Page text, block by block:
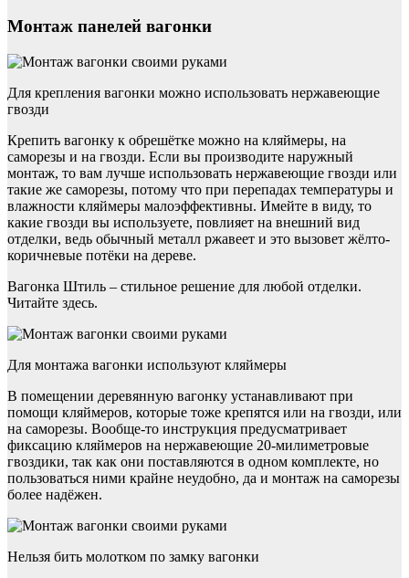
Монтаж панелей вагонки
Для крепления вагонки можно использовать нержавеющие
гвозди
Крепить вагонку к обрешётке можно на кляймеры, на
саморезы и на гвозди. Если вы производите наружный
монтаж, то вам лучше использовать нержавеющие гвозди или
такие же саморезы, потому что при перепадах температуры и
влажности кляймеры малоэффективны. Имейте в виду, то
какие гвозди вы используете, повлияет на внешний вид
отделки, ведь обычный металл ржавеет и это вызовет жёлто-
коричневые потёки на дереве.
Вагонка Штиль – стильное решение для любой отделки.
Читайте здесь.
Для монтажа вагонки используют кляймеры
В помещении деревянную вагонку устанавливают при
помощи кляймеров, которые тоже крепятся или на гвозди, или
на саморезы. Вообще-то инструкция предусматривает
фиксацию кляймеров на нержавеющие 20-милиметровые
гвоздики, так как они поставляются в одном комплекте, но
пользоваться ними крайне неудобно, да и монтаж на саморезы
более надёжен.
Нельзя бить молотком по замку вагонки